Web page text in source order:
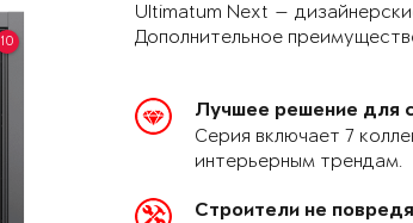
10
Ultimatum Next —
Дополнительное
Лучшее решение для
Серия включает 7
интерьерным трендам.
Строители не